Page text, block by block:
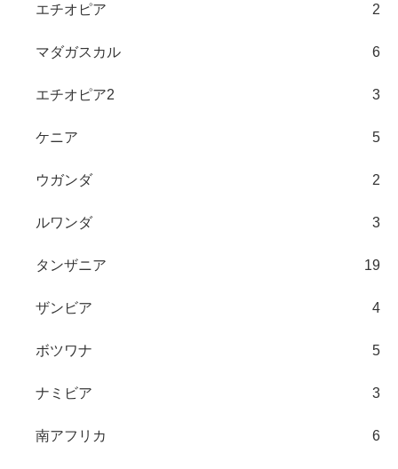
エチオピア 2
マダガスカル 6
エチオピア2 3
ケニア 5
ウガンダ 2
ルワンダ 3
タンザニア 19
ザンビア 4
ボツワナ 5
ナミビア 3
南アフリカ 6